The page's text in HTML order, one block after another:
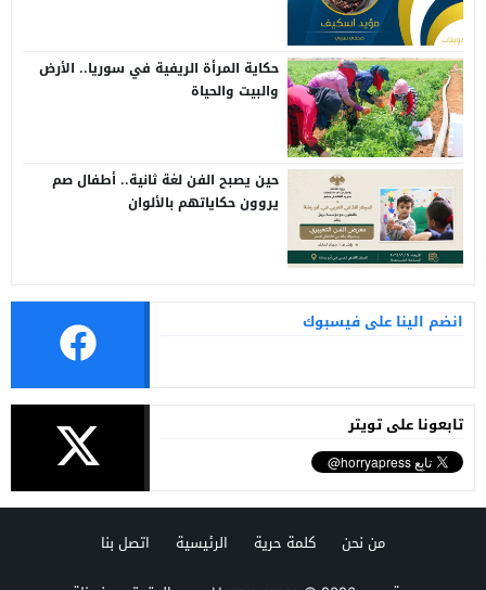
حكاية المرأة الريفية في سوريا.. الأرض
والبيت والحياة
حين يصبح الفن لغة ثانية.. أطفال صم
يروون حكاياتهم بالألوان
انضم الينا على فيسبوك
تابعونا على تويتر
من نحن كلمة حرية الرئيسية
اتصل بنا